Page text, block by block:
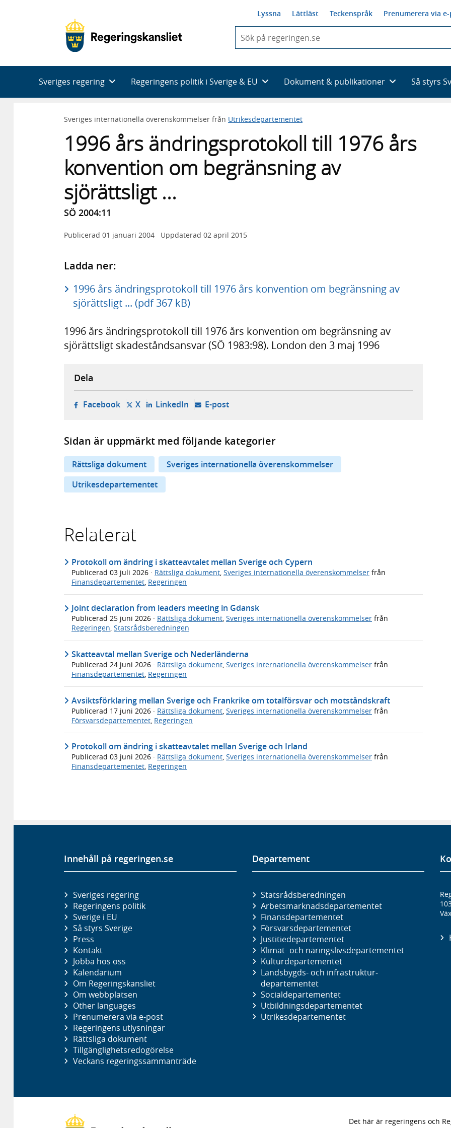
Lyssna Lättläst Teckenspråk Prenumerera via
du
skriva
framträder
en
med
Sveriges regering Regeringens politik i Sverige & EU Dokument & publikationer Så styrs
Sveriges internationella överenskommelser från Utrikesdepartementet
1996 års ändringsprotokoll till 1976 års
konvention om begränsning av
sjörättsligt ...
SÖ 2004:11
Publicerad 01 januari 2004 Uppdaterad 02 april 2015
Ladda ner:
1996 års ändringsprotokoll till 1976 års konvention om begränsning av
sjörättsligt ... (pdf 367 kB)
1996 års ändringsprotokoll till 1976 års konvention om begränsning av
sjörättsligt skadeståndsansvar (SÖ 1983:98). London den 3 maj 1996
Dela
Facebook- öppnas i ny flik, extern webbplats,
X- öppnas i ny flik, extern webbplats,
LinkedIn- öppnas i ny flik, extern webbplats,
E-post- öppnar din e-postklient,
Sidan är uppmärkt med följande kategorier
Rättsliga dokument
Sveriges internationella överenskommelser
Utrikesdepartementet
Relaterat
Protokoll om ändring i skatteavtalet mellan Sverige och Cypern
Publicerad 03 juli 2026 · Rättsliga dokument Sveriges internationella överenskommelser från
Finansdepartementet Regeringen
Joint declaration from leaders meeting in Gdansk
Publicerad 25 juni 2026 · Rättsliga dokument, Sveriges internationella överenskommelser från
Regeringen, Statsrådsberedningen
Skatteavtal mellan Sverige och Nederländerna
Publicerad 24 juni 2026 · Rättsliga dokument, Sveriges internationella överenskommelser från
Finansdepartementet, Regeringen
Avsiktsförklaring mellan Sverige och Frankrike om totalförsvar och motståndskraft
Publicerad 17 juni 2026 · Rättsliga dokument Sveriges internationella överenskommelser från
Försvarsdepartementet Regeringen
Protokoll om ändring i skatteavtalet mellan Sverige och Irland
Publicerad 03 juni 2026 · Rättsliga dokument, Sveriges internationella överenskommelser från
Finansdepartementet, Regeringen
Innehåll på regeringen.se
Sveriges regering
Regeringens politik
Sverige i EU
Så styrs Sverige
Press
Kontakt
Jobba hos oss
Kalendarium
Om Regeringskansliet
Om webbplatsen
Other languages
Prenumerera via e-post
Regeringens utlysningar
Rättsliga dokument
Tillgänglighetsredogörelse
Veckans regeringssammanträde
Departement
Statsrådsberedningen
Arbetsmarknads­departementet
Finans­departementet
Försvars­departementet
Justitie­departementet
Klimat- och näringslivs­departementet
Kultur­departementet
Landsbygds- och infrastruktur­
departementet
Social­departementet
Utbildnings­departementet
Utrikes­departementet
Det här är regeringens och